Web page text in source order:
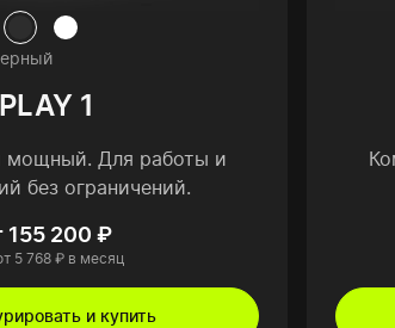
PLAY 1
мощный. Для работы и
без ограничений.
155 200 ₽
5 768 ₽ в месяц
и купить